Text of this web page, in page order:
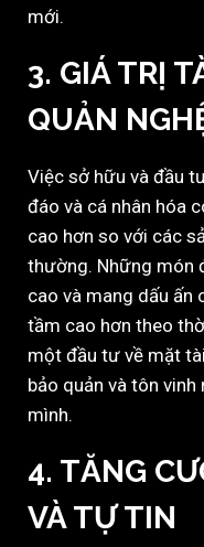
mới.
3. GIÁ TRỊ
QUẢN
Việc sở hữu và đầu
đáo và cá nhân hóa
cao hơn so với các
thường. Những món
cao và mang dấu ấn
tầm cao hơn theo
một đầu tư về mặt
bảo quản và tôn
mình.
4. TĂNG
VÀ TỰ TIN